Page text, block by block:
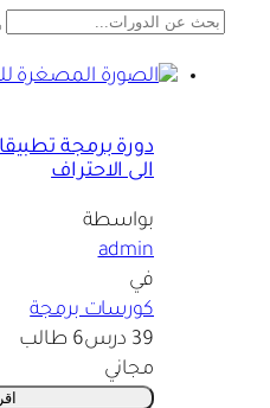
دورة برمجة
الى الاحتراف
بواسطة
admin
في
كورسات برمجة
39 درس
6 طالب
مجاني